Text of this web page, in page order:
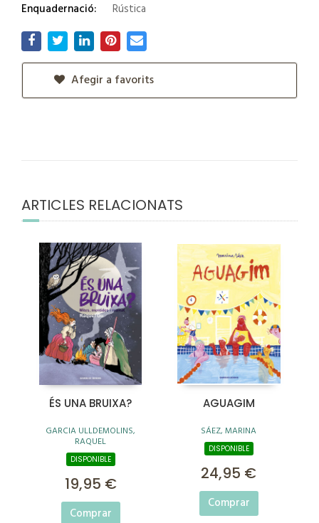
Enquadernació:
Rústica
Afegir a favorits
ARTICLES RELACIONATS
ÉS UNA BRUIXA?
GARCIA ULLDEMOLINS,
RAQUEL
DISPONIBLE
19,95 €
Comprar
AGUAGIM
SÁEZ, MARINA
DISPONIBLE
24,95 €
Comprar